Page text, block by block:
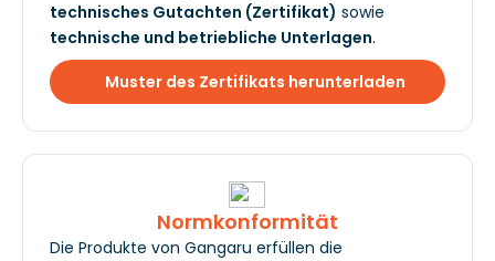
technisches Gutachten (Zertifikat) sowie
technische und betriebliche Unterlagen.
Muster des Zertifikats herunterladen
Normkonformität
Die Produkte von Gangaru erfüllen die